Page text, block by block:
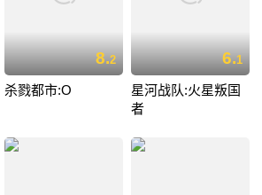
8.2
杀戮都市:O
6.1
星河战队:火星叛国
者